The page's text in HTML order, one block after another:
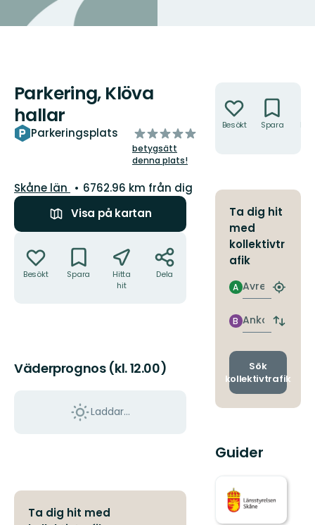
Parkering, Klöva
hallar
Parkeringsplats
av
5
stjärnor
betygsätt
denna plats!
Län:
Skåne län
6762.96 km från dig
Visa på kartan
Besökt Spara
Hitta
hit
Dela
Väderprognos (kl. 12.00)
Laddar...
Ta dig hit med
Besökt Spara
Ta dig hit
med
kollektivtr
afik
Avresa
A
Hitta
Ankomst
B
Byt
och
Sök
kollektivtrafik
Guider